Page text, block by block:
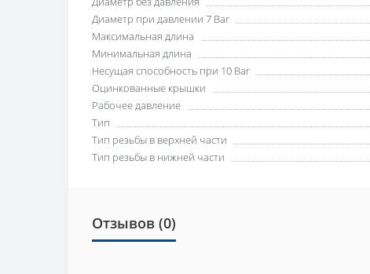
Диаметр при давлении 7 Bar
Максимальная длина
Минимальная длина
Несущая способность при 10 Bar
Оцинкованные крышки
Рабочее давление
Тип
Тип резьбы в верхней части
Тип резьбы в нижней части
Отзывов (0)